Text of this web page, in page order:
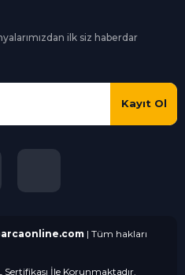
ilk siz haberdar
Kayıt Ol
| Tüm hakları
İle Korunmaktadır.